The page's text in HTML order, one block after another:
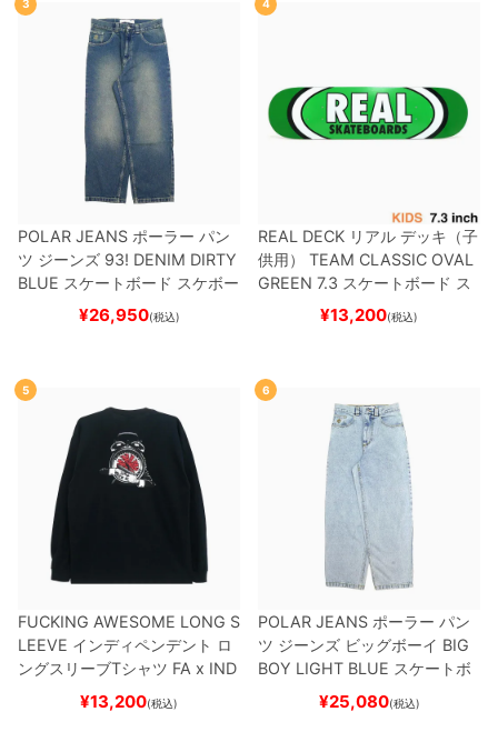
3
POLAR JEANS ポーラー パン
ツ ジーンズ 93! DENIM DIRTY
BLUE スケートボード スケボー
¥26,950(税込)
4
REAL DECK リアル デッキ（子
供用）
TEAM CLASSIC OVAL
GREEN 7.3 スケートボード ス
¥13,200(税込)
5
FUCKING AWESOME LONG S
LEEVE インディペンデント ロ
ングスリーブTシャツ FA x IND
EPENDENTHOSTAGE
スケートボード スケボー
¥13,200(税込)
6
POLAR JEANS ポーラー パン
ツ ジーンズ ビッグボーイ BIG
BOY LIGHT BLUE スケートボ
ード スケボー
¥25,080(税込)